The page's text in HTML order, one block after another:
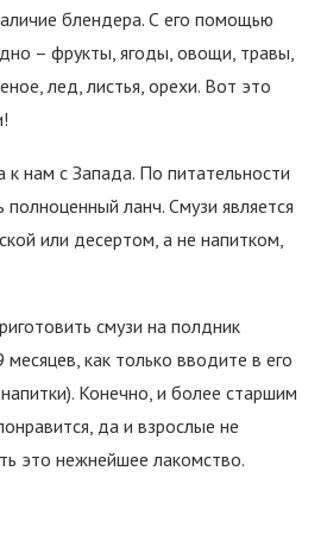
блендера. С его помощью
– фрукты, ягоды, овощи, травы,
лед, листья, орехи. Вот это
нам с Запада. По питательности
ланч. Смузи является
или десертом, а не напитком,
смузи на полдник
месяцев, как только вводите в его
Конечно, и более старшим
да и взрослые не
это нежнейшее лакомство.